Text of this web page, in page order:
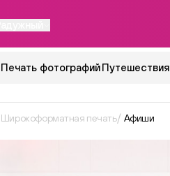
Печать фотографий Путешествия
Широкоформатная печать Афиши